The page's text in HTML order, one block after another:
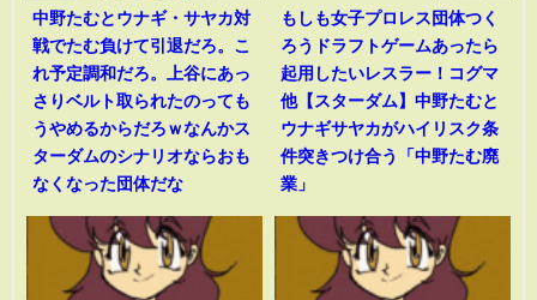
中野たむとウナギ・サヤカ対
戦でたむ負けて引退だろ。こ
れ予定調和だろ。上谷にあっ
さりベルト取られたのっても
うやめるからだろｗなんかス
ターダムのシナリオならおも
なくなった団体だな
もしも女子プロレス団体つく
ろうドラフトゲームあったら
起用したいレスラー！コグマ
他【スターダム】中野たむと
ウナギサヤカがハイリスク条
件突きつけ合う「中野たむ廃
業」